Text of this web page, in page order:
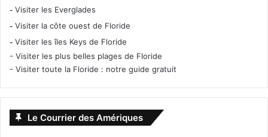
- Visiter les Everglades
- Visiter la côte ouest de Floride
- Visiter les îles Keys de Floride
- Visiter les plus belles plages de Floride
- Visiter toute la Floride : notre guide gratuit
Le Courrier des Amériques